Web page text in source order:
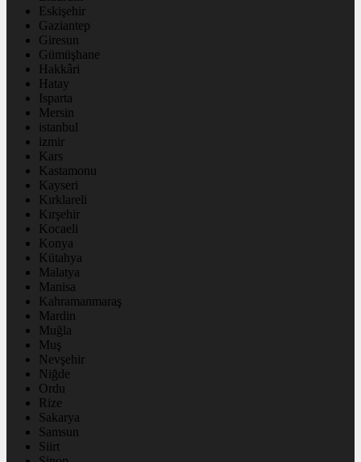
Eskişehir
Gaziantep
Giresun
Gümüşhane
Hakkâri
Hatay
Isparta
Mersin
istanbul
izmir
Kars
Kastamonu
Kayseri
Kırklareli
Kırşehir
Kocaeli
Konya
Kütahya
Malatya
Manisa
Kahramanmaraş
Mardin
Muğla
Muş
Nevşehir
Niğde
Ordu
Rize
Sakarya
Samsun
Siirt